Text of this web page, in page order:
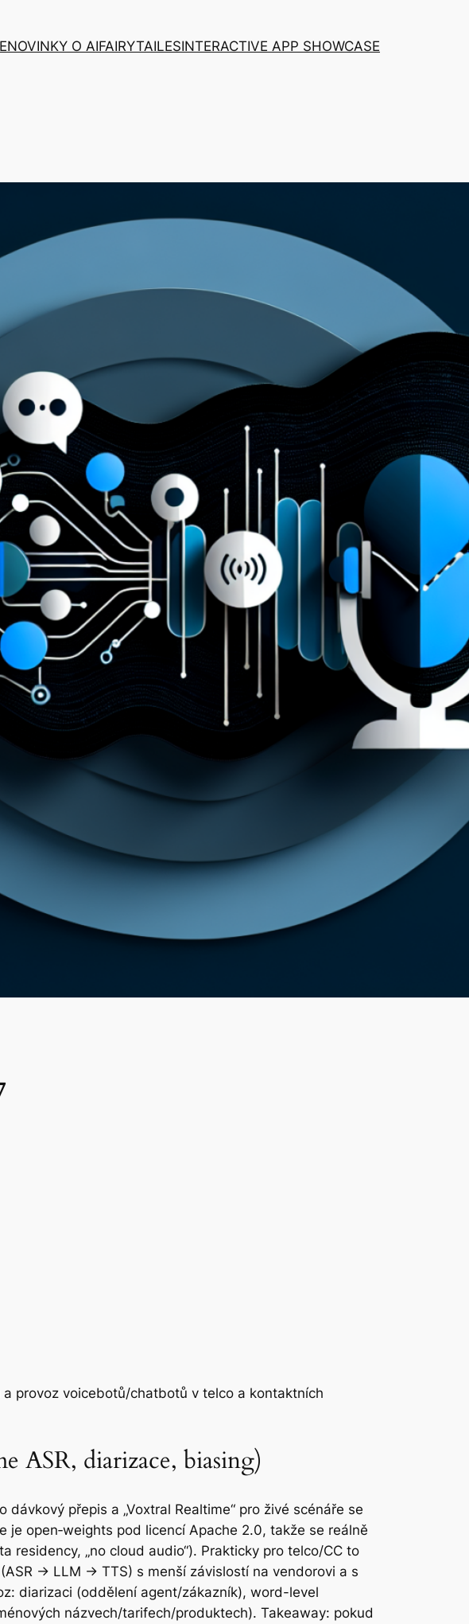
NOVINKY O AIFAIRYTAILESINTERACTIVE APP SHOWCASE
provoz voicebotů/chatbotů v telco a kontaktních
ASR, diarizace, biasing)
přepis a „Voxtral Realtime“ pro živé scénáře se
open‑weights pod licencí Apache 2.0, takže se reálně
residency, „no cloud audio“). Prakticky pro telco/CC to
→ LLM → TTS) s menší závislostí na vendorovi a s
diarizaci (oddělení agent/zákazník), word-level
názvech/tarifech/produktech). Takeaway: pokud